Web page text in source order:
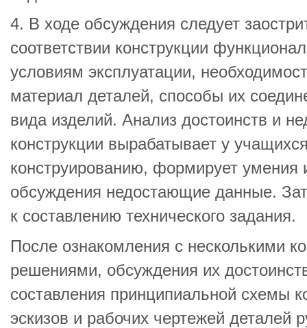
4. В ходе обсуждения следует
соответствии конструкции
условиям эксплуатации,
материал деталей, способы их
вида изделий. Анализ достоинств и
конструкции вырабатывает у
конструированию, формирует умения
обсуждения недостающие данные.
к составлению технического задания.
После ознакомления с несколькими
решениями, обсуждения их
составления принципиальной схемы
эскизов и рабочих чертежей деталей